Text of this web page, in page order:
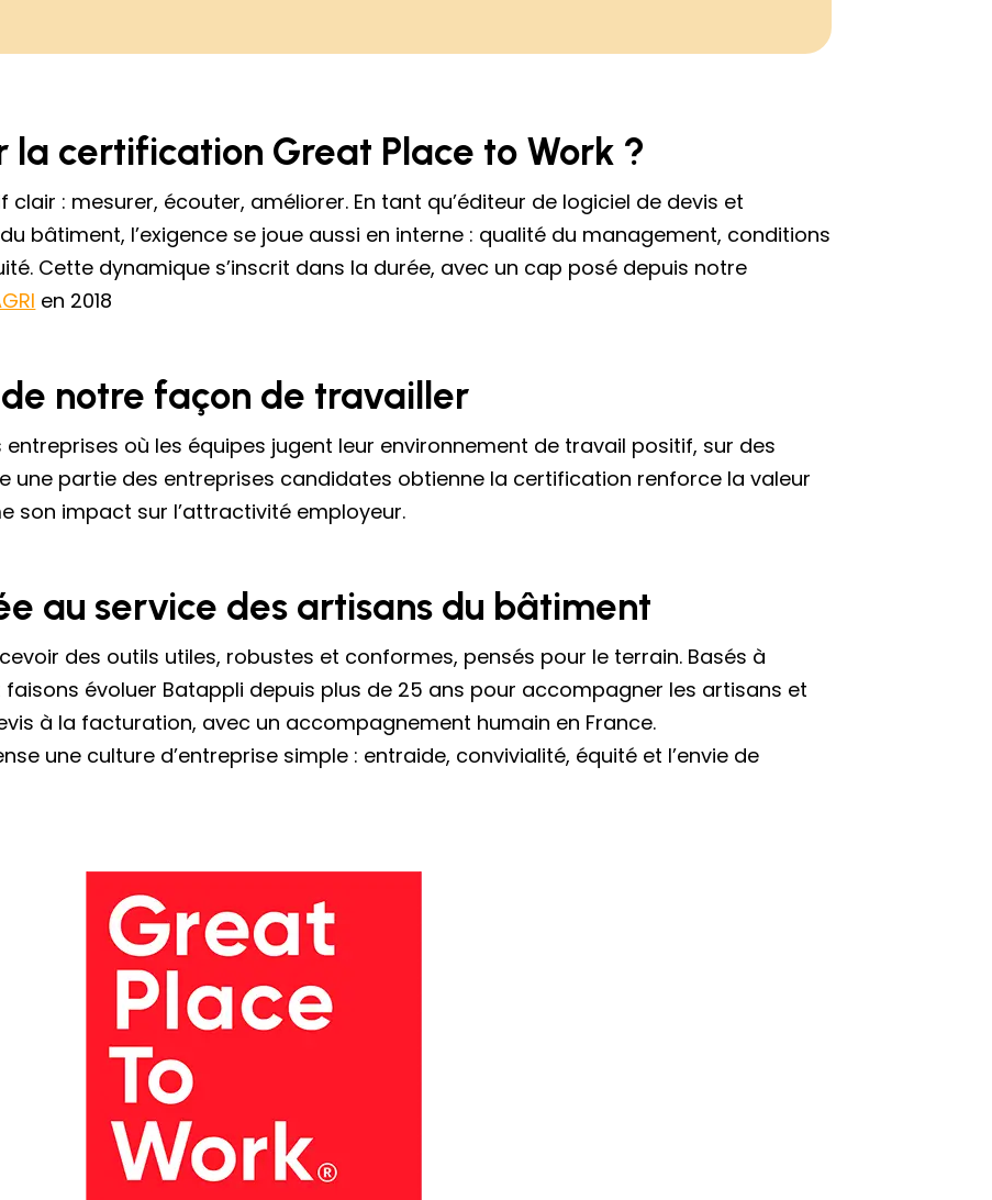
la certification Great Place to Work ?
: mesurer, écouter, améliorer. En tant qu’éditeur de logiciel de devis et
bâtiment, l’exigence se joue aussi en interne : qualité du management, conditions
Cette dynamique s’inscrit dans la durée, avec un cap posé depuis notre
en 2018
notre façon de travailler
entreprises où les équipes jugent leur environnement de travail positif, sur des
une partie des entreprises candidates obtienne la certification renforce la valeur
son impact sur l’attractivité employeur.
au service des artisans du bâtiment
des outils utiles, robustes et conformes, pensés pour le terrain. Basés à
évoluer Batappli depuis plus de 25 ans pour accompagner les artisans et
à la facturation, avec un accompagnement humain en France.
une culture d’entreprise simple : entraide, convivialité, équité et l’envie de